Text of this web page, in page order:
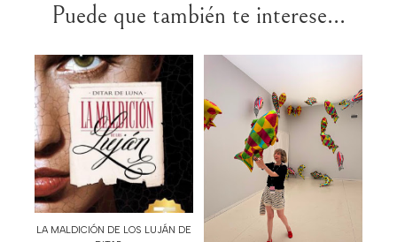
Puede que también te interese...
LA MALDICIÓN DE LOS LUJÁN DE